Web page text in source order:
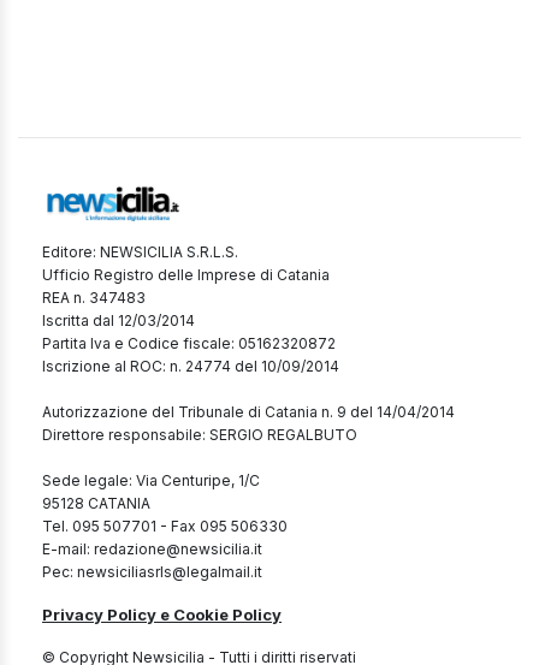
Editore: NEWSICILIA S.R.L.S.
Ufficio Registro delle Imprese di Catania
REA n. 347483
Iscritta dal 12/03/2014
Partita Iva e Codice fiscale: 05162320872
Iscrizione al ROC: n. 24774 del 10/09/2014
Autorizzazione del Tribunale di Catania n. 9 del 14/04/2014
Direttore responsabile: SERGIO REGALBUTO
Sede legale: Via Centuripe, 1/C
95128 CATANIA
Tel. 095 507701 - Fax 095 506330
E-mail: redazione@newsicilia.it
Pec: newsiciliasrls@legalmail.it
Privacy Policy e Cookie Policy
© Copyright Newsicilia - Tutti i diritti riservati